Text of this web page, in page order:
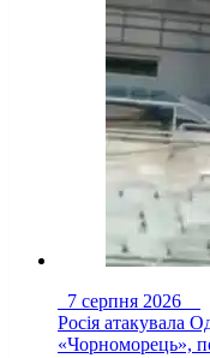
7 серпня 2026
Росія атакувала
«Чорноморець»,